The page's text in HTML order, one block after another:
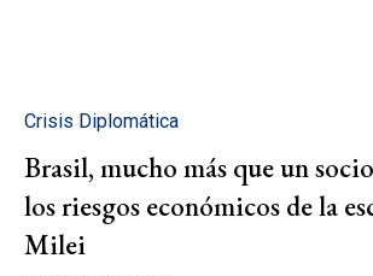
Crisis Diplomática
Brasil, mucho más que un
los riesgos económicos de la
Milei